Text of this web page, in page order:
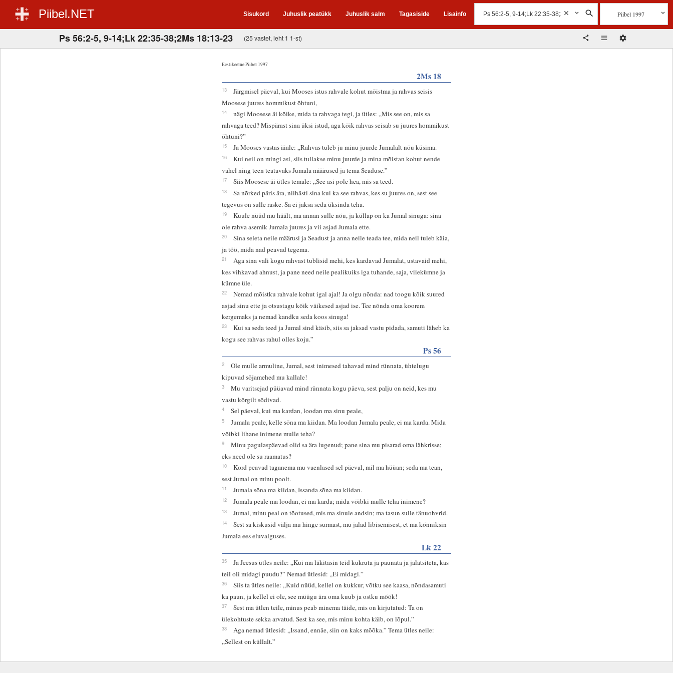
Piibel.NET Sisukord Juhuslik peatükk Juhuslik salm Tagasiside Lisainfo Piibel 1997
Ps 56:2-5, 9-14;Lk 22:35-38;2Ms 18:13-23 (25 vastet, leht 1 1-st)
Eestikeelne Piibel 1997
2Ms 18
13
Järgmisel päeval, kui Mooses istus rahvale kohut mõistma ja rahvas seisis
Moosese juures hommikust õhtuni,
14
nägi Moosese äi kõike, mida ta rahvaga tegi, ja ütles: „Mis see on, mis sa
rahvaga teed? Mispärast sina üksi istud, aga kõik rahvas seisab su juures hommikust
õhtuni?”
15 Ja Mooses vastas äiale: „Rahvas tuleb ju minu juurde Jumalalt nõu küsima.
16
Kui neil on mingi asi, siis tullakse minu juurde ja mina mõistan kohut nende
vahel ning teen teatavaks Jumala määrused ja tema Seaduse.”
17 Siis Moosese äi ütles temale: „See asi pole hea, mis sa teed.
18
Sa nõrked päris ära, niihästi sina kui ka see rahvas, kes su juures on, sest see
tegevus on sulle raske. Sa ei jaksa seda üksinda teha.
19
Kuule nüüd mu häält, ma annan sulle nõu, ja küllap on ka Jumal sinuga: sina
ole rahva asemik Jumala juures ja vii asjad Jumala ette.
20
Sina seleta neile määrusi ja Seadust ja anna neile teada tee, mida neil tuleb käia,
ja töö, mida nad peavad tegema.
21
Aga sina vali kogu rahvast tublisid mehi, kes kardavad Jumalat, ustavaid mehi,
kes vihkavad ahnust, ja pane need neile pealikuiks iga tuhande, saja, viiekümne ja
kümne üle.
22
Nemad mõistku rahvale kohut igal ajal! Ja olgu nõnda: nad toogu kõik suured
asjad sinu ette ja otsustagu kõik väikesed asjad ise. Tee nõnda oma koorem
kergemaks ja nemad kandku seda koos sinuga!
23
Kui sa seda teed ja Jumal sind käsib, siis sa jaksad vastu pidada, samuti läheb ka
kogu see rahvas rahul olles koju.”
Ps 56
2
Ole mulle armuline, Jumal, sest inimesed tahavad mind rünnata, ühtelugu
kipuvad sõjamehed mu kallale!
3
Mu varitsejad püüavad mind rünnata kogu päeva, sest palju on neid, kes mu
vastu kõrgilt sõdivad.
4 Sel päeval, kui ma kardan, loodan ma sinu peale,
5
Jumala peale, kelle sõna ma kiidan. Ma loodan Jumala peale, ei ma karda. Mida
võibki lihane inimene mulle teha?
9
Minu pagulaspäevad olid sa ära lugenud; pane sina mu pisarad oma lähkrisse;
eks need ole su raamatus?
10
Kord peavad taganema mu vaenlased sel päeval, mil ma hüüan; seda ma tean,
sest Jumal on minu poolt.
11 Jumala sõna ma kiidan, Issanda sõna ma kiidan.
12 Jumala peale ma loodan, ei ma karda; mida võibki mulle teha inimene?
13 Jumal, minu peal on tõotused, mis ma sinule andsin; ma tasun sulle tänuohvrid.
14
Sest sa kiskusid välja mu hinge surmast, mu jalad libisemisest, et ma kõnniksin
Jumala ees eluvalguses.
Lk 22
35
Ja Jeesus ütles neile: „Kui ma läkitasin teid kukruta ja paunata ja jalatsiteta, kas
teil oli midagi puudu?” Nemad ütlesid: „Ei midagi.”
36
Siis ta ütles neile: „Kuid nüüd, kellel on kukkur, võtku see kaasa, nõndasamuti
ka paun, ja kellel ei ole, see müügu ära oma kuub ja ostku mõõk!
37
Sest ma ütlen teile, minus peab minema täide, mis on kirjutatud: Ta on
ülekohtuste sekka arvatud. Sest ka see, mis minu kohta käib, on lõpul.”
38
Aga nemad ütlesid: „Issand, ennäe, siin on kaks mõõka.” Tema ütles neile:
„Sellest on küllalt.”